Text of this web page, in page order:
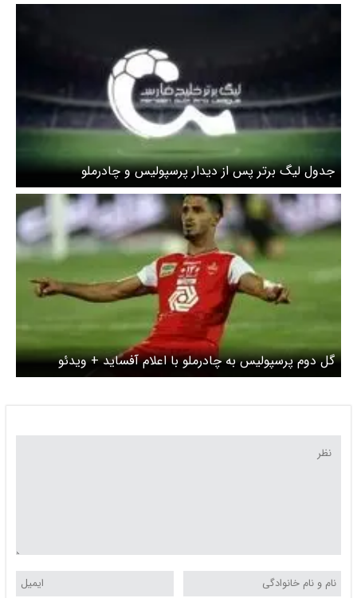
جدول لیگ برتر پس از دیدار پرسپولیس و چادرملو
گل دوم پرسپولیس به چادرملو با اعلام آفساید + ویدئو